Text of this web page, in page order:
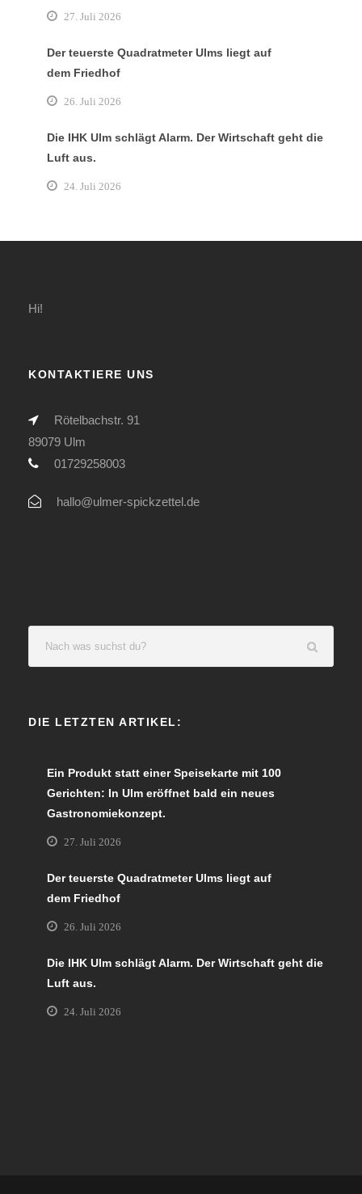
27. Juli 2026
Der teuerste Quadratmeter Ulms liegt auf
dem Friedhof
26. Juli 2026
Die IHK Ulm schlägt Alarm. Der Wirtschaft geht die
Luft aus.
24. Juli 2026
Hi!
KONTAKTIERE UNS
Rötelbachstr. 91
89079 Ulm
01729258003
hallo@ulmer-spickzettel.de
DIE LETZTEN ARTIKEL:
Ein Produkt statt einer Speisekarte mit 100
Gerichten: In Ulm eröffnet bald ein neues
Gastronomiekonzept.
27. Juli 2026
Der teuerste Quadratmeter Ulms liegt auf
dem Friedhof
26. Juli 2026
Die IHK Ulm schlägt Alarm. Der Wirtschaft geht die
Luft aus.
24. Juli 2026